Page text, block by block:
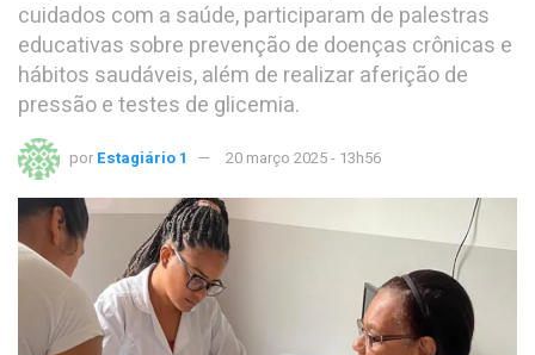
cuidados com a saúde, participaram de palestras
educativas sobre prevenção de doenças crônicas e
hábitos saudáveis, além de realizar aferição de
pressão e testes de glicemia.
por Estagiário 1 20 março 2025 - 13h56